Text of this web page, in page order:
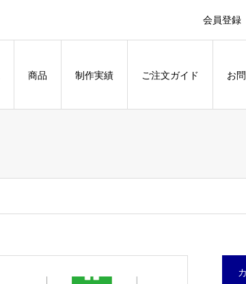
会員登録
商品 制作実績 ご注文ガイド お